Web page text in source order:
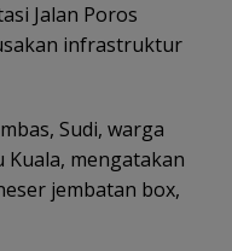
Jalan Poros
infrastruktur
Sudi, warga
Kuala, mengatakan
jembatan box,